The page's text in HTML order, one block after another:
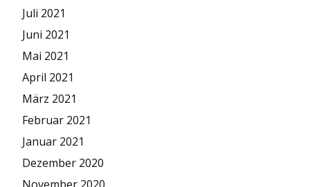
Juli 2021
Juni 2021
Mai 2021
April 2021
März 2021
Februar 2021
Januar 2021
Dezember 2020
November 2020